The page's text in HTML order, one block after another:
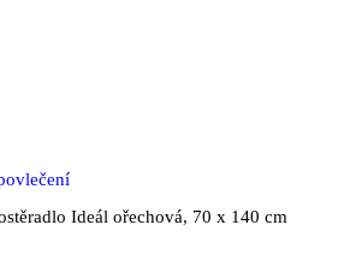
Ideál ořechová, 70 x 140 cm